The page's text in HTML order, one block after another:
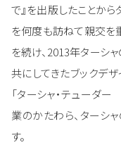
で』を出版したことから
を何度も訪ねて親交を
を続け、2013年ターシ
共にしてきたブックデ
「ターシャ・テューダ
業のかたわら、ターシ
す。